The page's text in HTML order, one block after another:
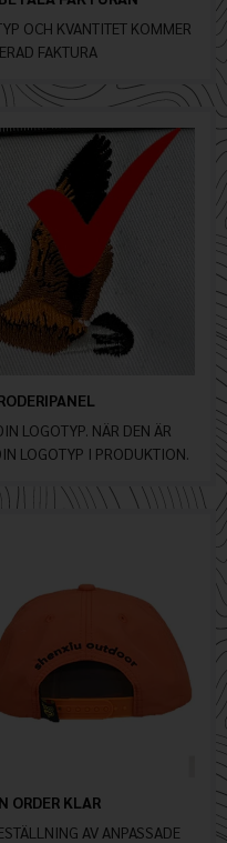
OCH KVANTITET KOMMER
FAKTURA
LOGOTYP. NÄR DEN ÄR
LOGOTYP I PRODUKTION.
ORDER KLAR
AV ANPASSADE